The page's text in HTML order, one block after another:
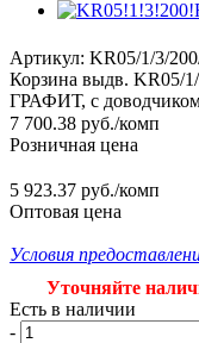
Артикул: KR05/1/3/
Корзина выдв. KR05/
ГРАФИТ, с
7 700.38 руб./комп
Розничная цена
5 923.37 руб./комп
Оптовая цена
Условия
Уточняйте
Есть в наличии
-